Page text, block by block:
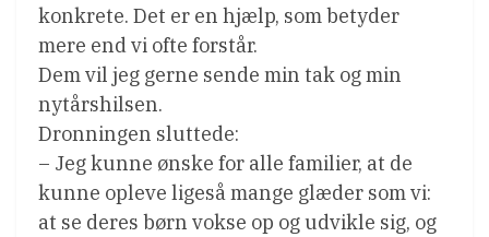
konkrete. Det er en hjælp, som betyder
mere end vi ofte forstår.
Dem vil jeg gerne sende min tak og min
nytårshilsen.
Dronningen sluttede:
– Jeg kunne ønske for alle familier, at de
kunne opleve ligeså mange glæder som vi:
at se deres børn vokse op og udvikle sig, og